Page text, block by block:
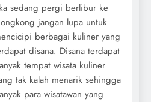
sedang pergi berlibur ke
jangan lupa untuk
berbagai kuliner yang
disana. Disana terdapat
tempat wisata kuliner
tak kalah menarik sehingga
para wisatawan yang